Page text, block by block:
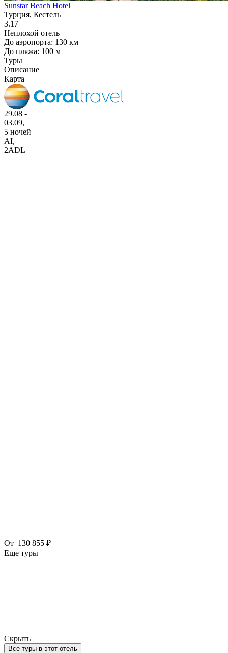
Sunstar Beach Hotel
Турция, Кестель
3.17
Неплохой отель
До аэропорта: 130 км
До пляжа: 100 м
Туры
Описание
Карта
29.08 -
03.09,
5 ночей
AI,
2ADL
От 130 855 ₽
Еще туры
Скрыть
Все туры в этот отель